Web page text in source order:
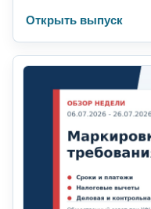
Открыть выпуск